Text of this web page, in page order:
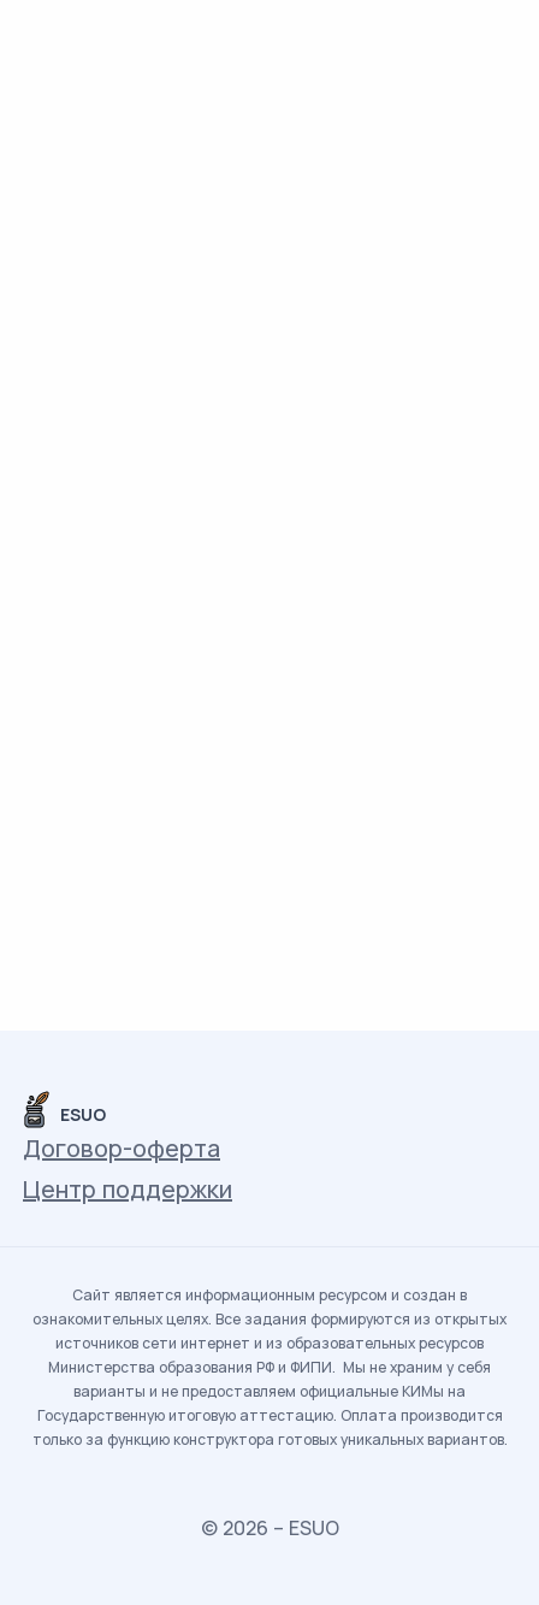
ESUO
Договор-оферта
Центр поддержки
Сайт является информационным ресурсом и создан в
ознакомительных целях. Все задания формируются из открытых
источников сети интернет и из образовательных ресурсов
Министерства образования РФ и ФИПИ. Мы не храним у себя
варианты и не предоставляем официальные КИМы на
Государственную итоговую аттестацию. Оплата производится
только за функцию конструктора готовых уникальных вариантов.
© 2026 – ESUO